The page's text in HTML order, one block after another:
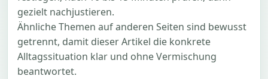
gezielt nachjustieren.
Ähnliche Themen auf anderen Seiten sind bewusst
getrennt, damit dieser Artikel die konkrete
Alltagssituation klar und ohne Vermischung
beantwortet.